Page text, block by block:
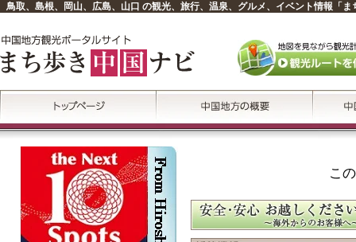
鳥取、島根、岡山、広島、山口 の観光、旅行、温泉、グルメ、イベント情報「ま
こ